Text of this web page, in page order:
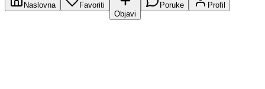
Naslovna
Favoriti
Objavi
Poruke Profil